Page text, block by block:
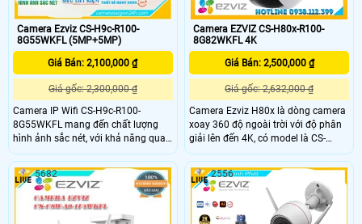
Camera Ezviz CS-H9c-R100-
8G55WKFL (5MP+5MP)
Giá Bán: 2,100,000 ₫
Giá gốc: 2,300,000 ₫
Camera IP Wifi CS-H9c-R100-
8G55WKFL mang đến chất lượng
hình ảnh sắc nét, với khả năng quan
sát ban đêm full color tới 30m,
giống như ban ngày.Sử dụng công
nghệ IP Wifi, không ảnh hưởng đến
chất lượng hình ảnh. Trang bị cân
bằng ánh sáng BLC, giúp cho hình
ảnh luôn sáng rõ dù ở bất kỳ điều
Camera EZVIZ CS-H80x-R100-
8G82WKFL 4K
Giá Bán: 2,500,000 ₫
Giá gốc: 2,632,000 ₫
Camera Ezviz H80x là dòng camera
xoay 360 độ ngoài trời với độ phân
giải lên đến 4K, có model là CS-
H80x-R100-8G82WKFL. Được thiết
kế đặc biệt để quan sát ban đêm
trong điều kiện ánh sáng cực yếu
hoặc tối hoàn toàn. Với khả năng
quay đêm siêu nhạy sáng và khẩu
độ F1
5682 2556